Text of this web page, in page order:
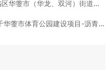
（华龙、双河）街道（蓥西、栋...
市体育公园建设项目-沥青、EP...